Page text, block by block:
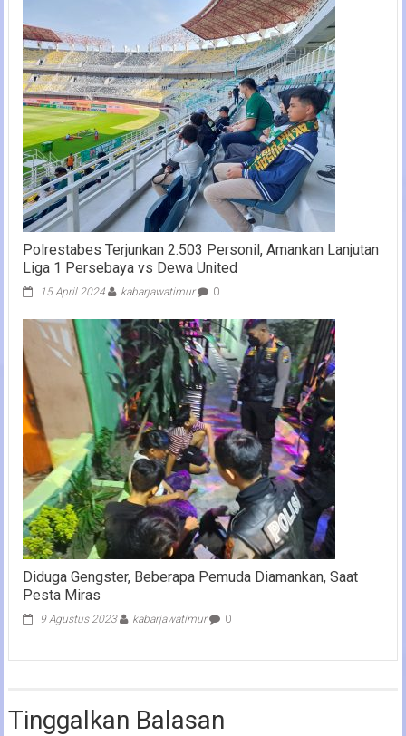
Polrestabes Terjunkan 2.503 Personil, Amankan Lanjutan
Liga 1 Persebaya vs Dewa United
15 April 2024 kabarjawatimur 0
Diduga Gengster, Beberapa Pemuda Diamankan, Saat
Pesta Miras
9 Agustus 2023 kabarjawatimur 0
Tinggalkan Balasan